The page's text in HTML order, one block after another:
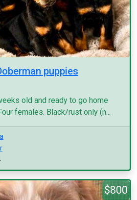
puppies
old and ready to go home
females. Black/rust only (n...
$800